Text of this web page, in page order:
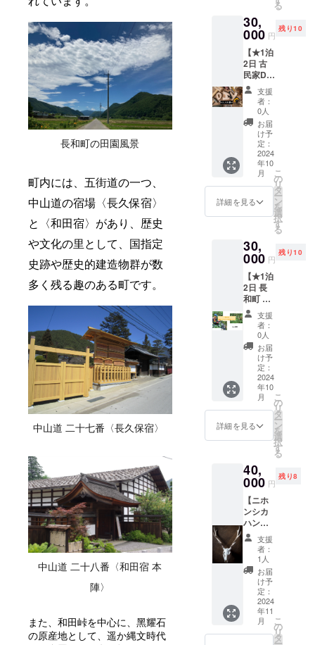
長和町の田園風景
町内には、五街道の一つ、
中山道の宿場〈⻑久保宿〉
と〈和田宿〉があり、歴史
や文化の里として、国指定
史跡や歴史的建造物群が数
多く残る趣のある町です。
中山道 二十七番〈長久保宿〉
中山道 二十八番〈和田宿 本
陣〉
また、和田峠を中心に、黑耀石
の原産地として、遥か縄文時代
メール
にてご
案内し
ます。
都会と
いうの
は選択
肢が多
いよう
で実は
少ない
のでは
ないだ
ろう
か。 こ
ちらに
移住し
てき
て、そ
んなこ
とを思
いまし
た。 砂
田の土
壌で
育った
コシヒ
カリは
通常の
粘土質
の土壌
で作ら
れるも
のと比
べて、
粘り気
が少な
くさら
りとし
た口当
たりで
す。 ぜ
機会
に、本
物のお
米の味
を味
わって
みてく
ださ
い。 注
意事
項：
「原材
料及び
添加物
等の食
品表示
築163年
家〈羽
田野
ワーク
スペー
ス〉と
なりま
す。
【特
典】 収
穫した
新米の
〈はぜ
かけ
米〉
は、
りと天
日干し
ご自宅
に後日
発送
（11月
頃）さ
せて頂
きま
す。
〈イベ
ントス
ケ
ジュー
ル〉 ・
日程：
2024年
10月初
旬の週
末 ＊
天候に
後致し
ます。
・１グ
ループ
5名まで
〈ツ
アーに
含まれ
るも
の〉 ●
新米
〈はぜ
かけ
米〉：
1.5kg ●
農体験
リ"を受
賞した
「クラ
シック
スモー
ク野沢
菜」、
相性抜
群の
チーズ
を加え
た「野
沢菜油
炒め
どバラ
エティ
わせで
す。 お
漬物は
少し苦
手…と
いう方
にもご
満足い
ただけ
る竹内
農産こ
だわり
の野沢
菜５
選。 ・
シック
スモー
菜 (50g)
・野沢
菜 めん
たい油
炒め
(80g) ・
旨辛野
沢菜
(100g)
・野沢
菜油炒
めチー
ズ (50g)
・化学
調味料
不使用
ツアー
です。
翌日に
は、解
体施設
での解
体見
学・体
験（任
意）を
行い、
昼食に
はジビ
エタコ
スを楽
いただ
きま
アーに
含まれ
るも
の〉 ●
鳥獣被
害の座
学 ●食
育を
テーマ
にした
座学 ●
狩猟場
への
フィー
●ジビエ
BBQ付
解体施
設見学
（任
意） ●
ジビエ
タコス
付き
（昼
食） ●
滞在費
用 〈羽
田野
ワーク
スペー
スにて
りま
す！ 夕
長野の
有名グ
ルメの
一つで
あるジ
ビエを
使った
BBQを
企画し
ていま
す！宿
泊は
「和
（なご
にリノ
ベー
ション
をした
築163年
の古民
家「羽
田野
ワーク
スペー
ス」に
て宿泊
しま
す。 古
民家改
参加イ
ベント
す！ 地
域の一
級建築
士の指
導のも
と、DIY
のノウ
ハウや
改修の
コツな
ど、皆
んなで
ワイワ
イ楽し
ん’’の田
んぼ
で、農
体験。
〈はぜ
かけ
米〉と
は・・
・お米
を刈
り、
２〜３
週間
じっく
りと天
日干し
をした
しのお
米は、
栄養が
米粒に
凝縮さ
れ、
「お米
だけは
絶対に
はぜか
米！」
という
お百姓
さんも
多いで
材を
使った
『花食
堂』さ
んの美
味しい
お弁当
もご用
意しま
す。 イ
ベント
滞在先
には、
築163年
の古民
る
30,
000 円
残り10
【★1泊
2日 古
民家DIY
イベン
ト参加
権〈大
人対象
＊小人
対象あ
りま
す〉】
【オリ
ジナルT
シャツ､
DIY合宿
権、羽
田野宿
泊1泊2
日､夕食
ジビエ
バーベ
キュー
付き】
私たち
と一緒
にオリ
ジナルT
シャツ
を着
て、1泊
2日の
DIY体験
ンにな
りま
食には
長野の
有名グ
ルメの
一つで
あるジ
ビエを
使った
BBQを
企画し
ていま
す！宿
泊は
支援
者：
0人
お届
け予
定：
2024
年10
月
詳細を見る
こ
の
リ
タ
ー
ン
を
選
択
す
る
30,
000 円
残り10
【★1泊
2日 長
和町 狩
猟×ジビ
エ×食育
ツアー
参加権
〈大人
対象＊
小人対
象あり
す〉】
長和町
では、
近くの
鹿が有
害駆除
として
捕獲さ
れてお
り、農
家さん
は毎年
悩まさ
れてい
ます。
このツ
アーで
は『命
をいた
支援
者：
0人
お届
け予
定：
2024
年10
月
詳細を見る
こ
の
リ
タ
ー
ン
を
選
択
す
る
40,
000 円
残り8
【ニホ
ンシカ
ハン
ティン
グトロ
フィー
】 長和
町のハ
ンター
さんが
狩猟し
た天然
のハン
支援
者：
1人
お届
け予
定：
2024
年11
月
こ
の
リ
タ